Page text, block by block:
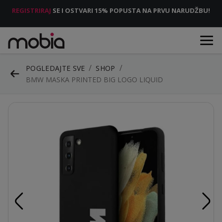
REGISTRIRAJ SE I OSTVARI 15% POPUSTA NA PRVU NARUDŽBU!
POGLEDAJTE SVE
SHOP
BMW MASKA PRINTED BIG LOGO LIQUID